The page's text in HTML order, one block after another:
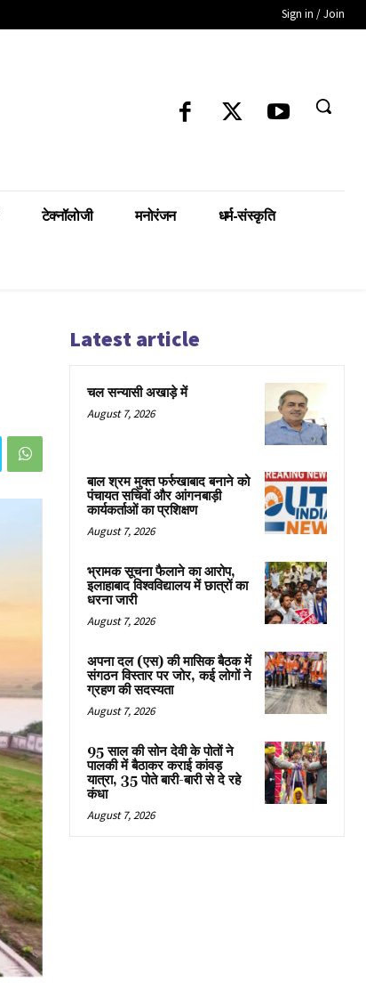
Sign in / Join
टेक्नॉलोजी मनोरंजन धर्म-संस्कृति
Latest article
चल सन्यासी अखाड़े में
August 7, 2026
बाल श्रम मुक्त फर्रुखाबाद बनाने को
पंचायत सचिवों और आंगनबाड़ी
कार्यकर्ताओं का प्रशिक्षण
August 7, 2026
भ्रामक सूचना फैलाने का आरोप,
इलाहाबाद विश्वविद्यालय में छात्रों का
धरना जारी
August 7, 2026
अपना दल (एस) की मासिक बैठक में
संगठन विस्तार पर जोर, कई लोगों ने
ग्रहण की सदस्यता
August 7, 2026
95 साल की सोन देवी के पोतों ने
पालकी में बैठाकर कराई कांवड़
यात्रा, 35 पोते बारी-बारी से दे रहे
कंधा
August 7, 2026